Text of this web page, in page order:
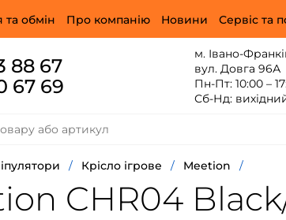
обмін Про компанію Новини Сервіс та
88 67
67 69
м. Івано-
вул. Довга 96А
Пн-Пт: 10:00 –
Сб-Нд:
/ Крісло ігрове / Meetion /
CHR04